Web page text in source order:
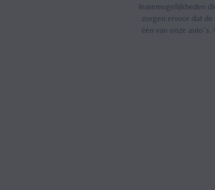
leasemogelijkheden
zorgen ervoor dat
één van onze